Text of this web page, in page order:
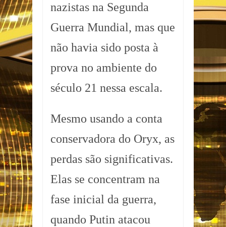
nazistas na Segunda
Guerra Mundial, mas que
não havia sido posta à
prova no ambiente do
século 21 nessa escala.
Mesmo usando a conta
conservadora do Oryx, as
perdas são significativas.
Elas se concentram na
fase inicial da guerra,
quando Putin atacou